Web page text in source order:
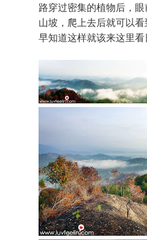
路穿过密集的植物后，
山坡，爬上去后就可以看
早知道这样就该来这里看